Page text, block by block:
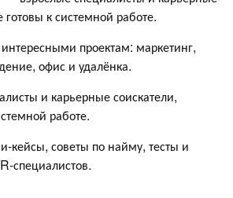
готовы к системной работе.
проектам: маркетинг,
офис и удалёнка.
и карьерные соискатели,
работе.
кейсы, советы по найму, тесты и
специалистов.